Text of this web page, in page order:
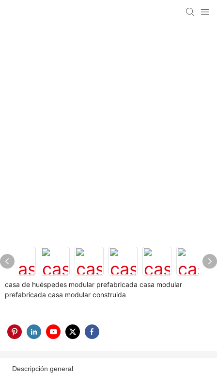
casa de huéspedes modular prefabricada casa modular
prefabricada casa modular construida
Descripción general